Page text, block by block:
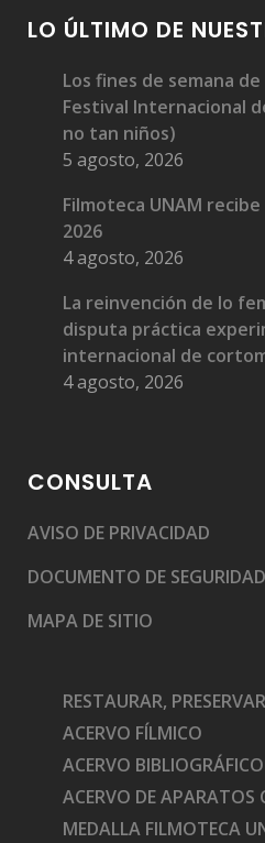
LO ÚLTIMO DE
Los fines de semana
Festival Internacional
no tan niños)
5 agosto, 2026
Filmoteca UNAM
2026
4 agosto, 2026
La reinvención de lo
disputa práctica
internacional de
4 agosto, 2026
CONSULTA
AVISO DE PRIVACIDAD
DOCUMENTO DE SEGURIDAD
MAPA DE SITIO
RESTAURAR,
ACERVO FÍLMICO
ACERVO
ACERVO DE APARATOS
MEDALLA FILMOTECA